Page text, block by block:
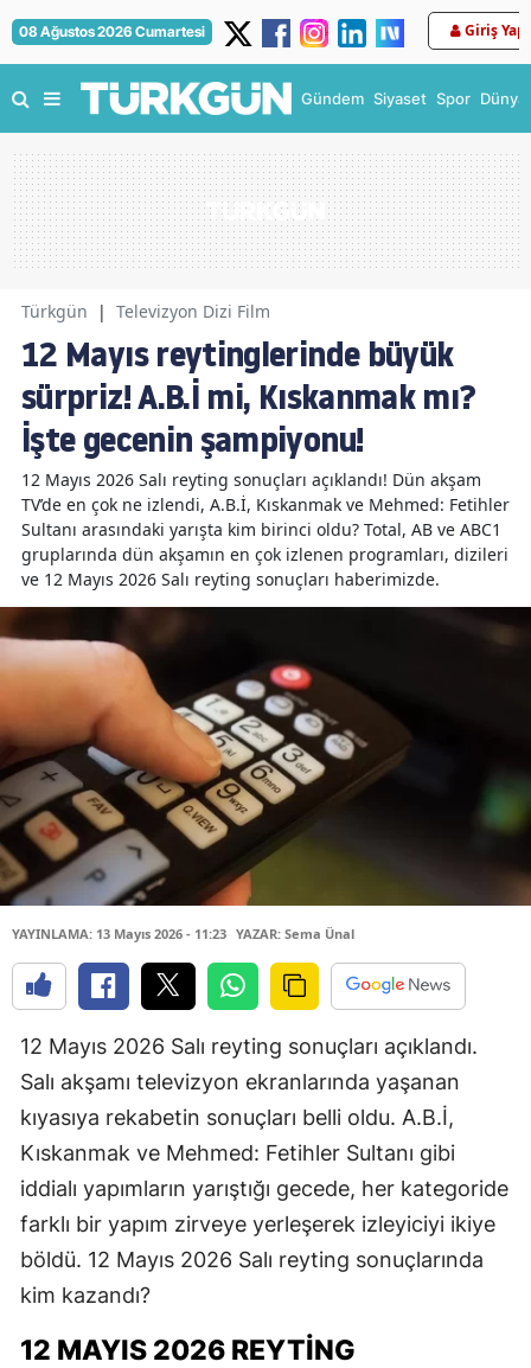
08 Ağustos 2026 Cumartesi Giriş Yap
Gündem Siyaset Spor Dünya
Türkgün | Televizyon Dizi Film
12 Mayıs reytinglerinde büyük
sürpriz! A.B.İ mi, Kıskanmak mı?
İşte gecenin şampiyonu!
12 Mayıs 2026 Salı reyting sonuçları açıklandı! Dün akşam
TV’de en çok ne izlendi, A.B.İ, Kıskanmak ve Mehmed: Fetihler
Sultanı arasındaki yarışta kim birinci oldu? Total, AB ve ABC1
gruplarında dün akşamın en çok izlenen programları, dizileri
ve 12 Mayıs 2026 Salı reyting sonuçları haberimizde.
YAYINLAMA: 13 Mayıs 2026 - 11:23 YAZAR: Sema Ünal
12 Mayıs 2026 Salı reyting sonuçları açıklandı.
Salı akşamı televizyon ekranlarında yaşanan
kıyasıya rekabetin sonuçları belli oldu. A.B.İ,
Kıskanmak ve Mehmed: Fetihler Sultanı gibi
iddialı yapımların yarıştığı gecede, her kategoride
farklı bir yapım zirveye yerleşerek izleyiciyi ikiye
böldü. 12 Mayıs 2026 Salı reyting sonuçlarında
kim kazandı?
12 MAYIS 2026 REYTING